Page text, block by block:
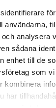
användarna,
analysera
sådana
enhet till de
som vi
kombinera
har
boka tid
för att se
Visa alla